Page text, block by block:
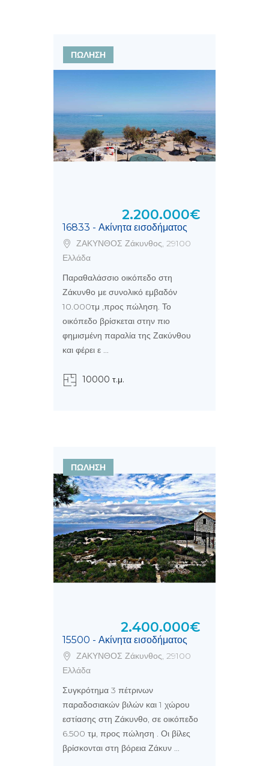
ΠΩΛΗΣΗ
16833 - Ακίνητα εισοδήματος
2.200.000€
ΖΑΚΥΝΘΟΣ Ζάκυνθος, 29100
Ελλάδα
Παραθαλάσσιο οικόπεδο στη
Ζάκυνθο με συνολικό εμβαδόν
10.000τμ ,προς πώληση. Το
οικόπεδο βρίσκεται στην πιο
φημισμένη παραλία της Ζακύνθου
και φέρει ε ...
10000 τ.μ.
ΠΩΛΗΣΗ
15500 - Ακίνητα εισοδήματος
2.400.000€
ΖΑΚΥΝΘΟΣ Ζάκυνθος, 29100
Ελλάδα
Συγκρότημα 3 πέτρινων
παραδοσιακών βιλών και 1 χώρου
εστίασης στη Ζάκυνθο, σε οικόπεδο
6.500 τμ, προς πώληση . Οι βίλες
βρίσκονται στη βόρεια Ζάκυν ...